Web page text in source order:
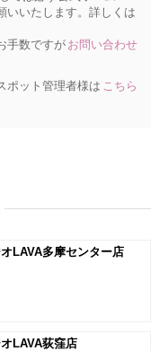
いいたします。詳しくは
手数ですが お問い合わせ
ポット管理者様は こちら
LAVA多摩センター店
LAVA荻窪店